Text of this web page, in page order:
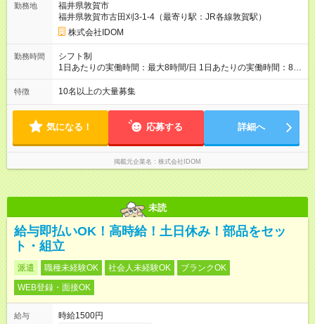
年1回 ★能力給査定年3回 ★賞与年2回／平均3ヶ月分 ★インセン
ティブ（毎月支給／年平均支給額：90万円） ★管理職昇格後：
月収目安55万円、年収650万円～1000万円前後 ◎キャリアアッ
プも応援！ 若手のうちから、様々なキャリアにチャレンジでき
るのも当社ならでは。1年後に店長になったメンバーもいます。
【試用期間】試用期間あり 試用期間の長さ：4ヶ月 雇用形態、
勤務地
福井県敦賀市
福井県敦賀市古田刈3-1-4（最寄り駅：JR各線敦賀駅）
株式会社IDOM
勤務時間
シフト制
1日あたりの実働時間：最大8時間/日 1日あたりの実働時間：8時
間 シフト制
特徴 10名以上の大量募集
気になる！ 応募する 詳細へ
掲載元企業名 株式会社IDOM
未読
給与即払いOK！高時給！土日休み！部品をセッ
ト・組立
派遣 職種未経験OK 社会人未経験OK
ブランクOK
WEB登録・面接OK
給与
時給1500円